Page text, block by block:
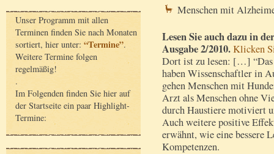
Unser Programm mit allen
Terminen finden Sie nach Monaten
sortiert, hier unter: “Termine”.
Weitere Termine folgen
regelmäßig!
.
Im Folgenden finden Sie hier auf
der Startseite ein paar Highlight-
Termine:
Menschen mit
Lesen Sie auch dazu in
Ausgabe 2/2010.Klicken
Dort ist zu lesen: […] “Das
haben Wissenschaftler in
gehen Menschen mit
Arzt als Menschen ohne
durch Haustiere
Auch weitere positive
erwähnt, wie eine bessere
Kompetenzen.